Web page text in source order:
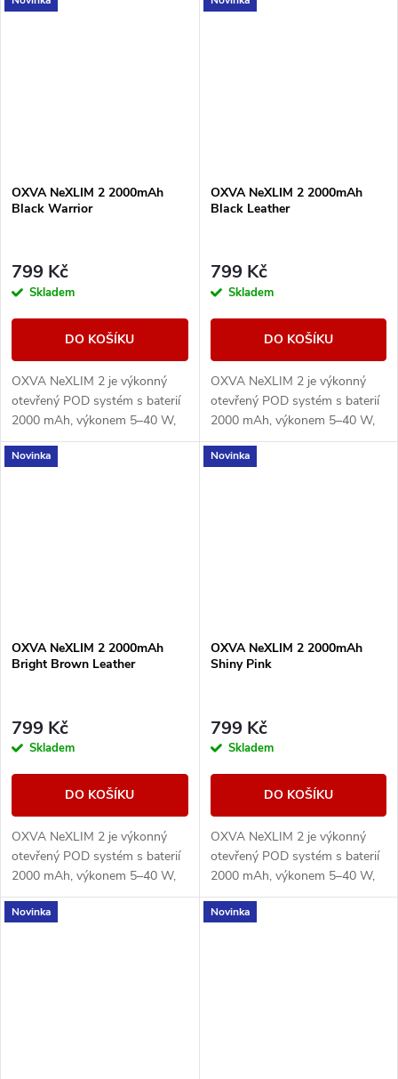
cartridgemi UNITECH 3.0 s
cartridgemi UNITECH 3.0 s
OXVA NeXLIM 2 2000mAh
Black Warrior
799 Kč
Skladem
DO KOŠÍKU
OXVA NeXLIM 2 je výkonný
otevřený POD systém s baterií
2000 mAh, výkonem 5–40 W,
rychlým nabíjením 5V/3A a
cartridgemi UNITECH 3.0 s
OXVA NeXLIM 2 2000mAh
Black Leather
799 Kč
Skladem
DO KOŠÍKU
OXVA NeXLIM 2 je výkonný
otevřený POD systém s baterií
2000 mAh, výkonem 5–40 W,
rychlým nabíjením 5V/3A a
cartridgemi UNITECH 3.0 s
Novinka
OXVA NeXLIM 2 2000mAh
Bright Brown Leather
799 Kč
Skladem
DO KOŠÍKU
OXVA NeXLIM 2 je výkonný
otevřený POD systém s baterií
2000 mAh, výkonem 5–40 W,
rychlým nabíjením 5V/3A a
cartridgemi UNITECH 3.0 s
Novinka
OXVA NeXLIM 2 2000mAh
Shiny Pink
799 Kč
Skladem
DO KOŠÍKU
OXVA NeXLIM 2 je výkonný
otevřený POD systém s baterií
2000 mAh, výkonem 5–40 W,
rychlým nabíjením 5V/3A a
cartridgemi UNITECH 3.0 s
Novinka Novinka